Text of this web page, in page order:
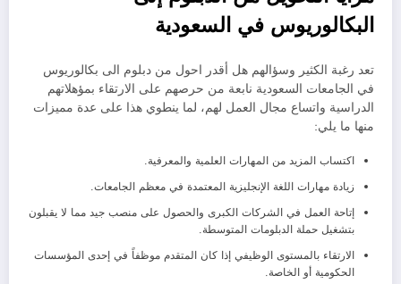
البكالوريوس في السعودية
تعد رغبة الكثير وسؤالهم هل أقدر احول من دبلوم الى بكالوريوس
في الجامعات السعودية نابعة من حرصهم على الارتقاء بمؤهلاتهم
الدراسية واتساع مجال العمل لهم، لما ينطوي هذا على عدة مميزات
منها ما يلي:
اكتساب المزيد من المهارات العلمية والمعرفية.
زيادة مهارات اللغة الإنجليزية المعتمدة في معظم الجامعات.
إتاحة العمل في الشركات الكبرى والحصول على منصب جيد مما لا يقبلون
بتشغيل حملة الدبلومات المتوسطة.
الارتقاء بالمستوى الوظيفي إذا كان المتقدم موظفاً في إحدى المؤسسات
الحكومية أو الخاصة.